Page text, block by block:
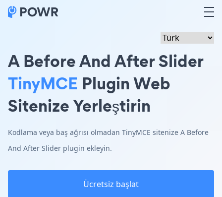
A Before And After Slider
TinyMCE Plugin Web
Sitenize Yerleştirin
Kodlama veya baş ağrısı olmadan TinyMCE sitenize A Before
And After Slider plugin ekleyin.
Ücretsiz başlat